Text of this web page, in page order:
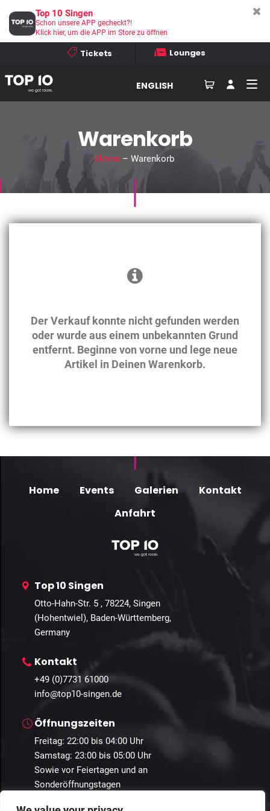
Tickets Lounges
ENGLISH
Warenkorb
Home – Warenkorb
Der Verkauf konnte nicht gefunden werden
oder wurde aus einem unbekannten Grund
entfernt. Beginne von vorne und lege neue
Artikel in Deinen Warenkorb.
Home Events Galerien
Kontakt
Anfahrt
Top 10 Singen
Otto-Hahn-Str. 5 , 78224, Singen
(Hohentwiel), Baden-Württemberg,
Germany
Kontakt
+49 (0)7731 61000
info@top10-singen.de
Öffnungszeiten
Freitag: 22:00 bis 04:00 Uhr
Samstag: 23:00 bis 05:00 Uhr
Sowie vor Feiertagen und an
Sonderöffnungstagen
Top 10 Singen
Schon unsere APP gecheckt?!
Klick hier, um die APP im Store zu öffnen